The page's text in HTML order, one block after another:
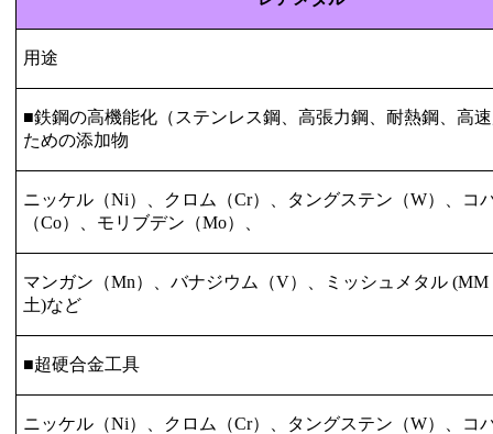
用途
■鉄鋼の高機能化（ステンレス鋼、高張力鋼、耐熱鋼、高
ための添加物
ニッケル（Ni）、クロム（Cr）、タングステン（W）、コ
（Co）、モリブデン（Mo）、
マンガン（Mn）、バナジウム（V）、ミッシュメタル (MM
土)など
■超硬合金工具
ニッケル（Ni）、クロム（Cr）、タングステン（W）、コ